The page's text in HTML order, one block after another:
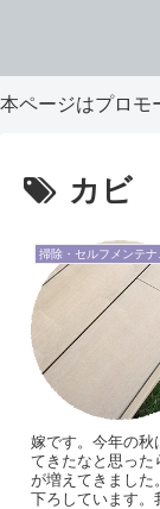
本ページはプロモ
カビ
嫁です。今年の秋
てきたなと思っ
が増えてきました
下ろしています。